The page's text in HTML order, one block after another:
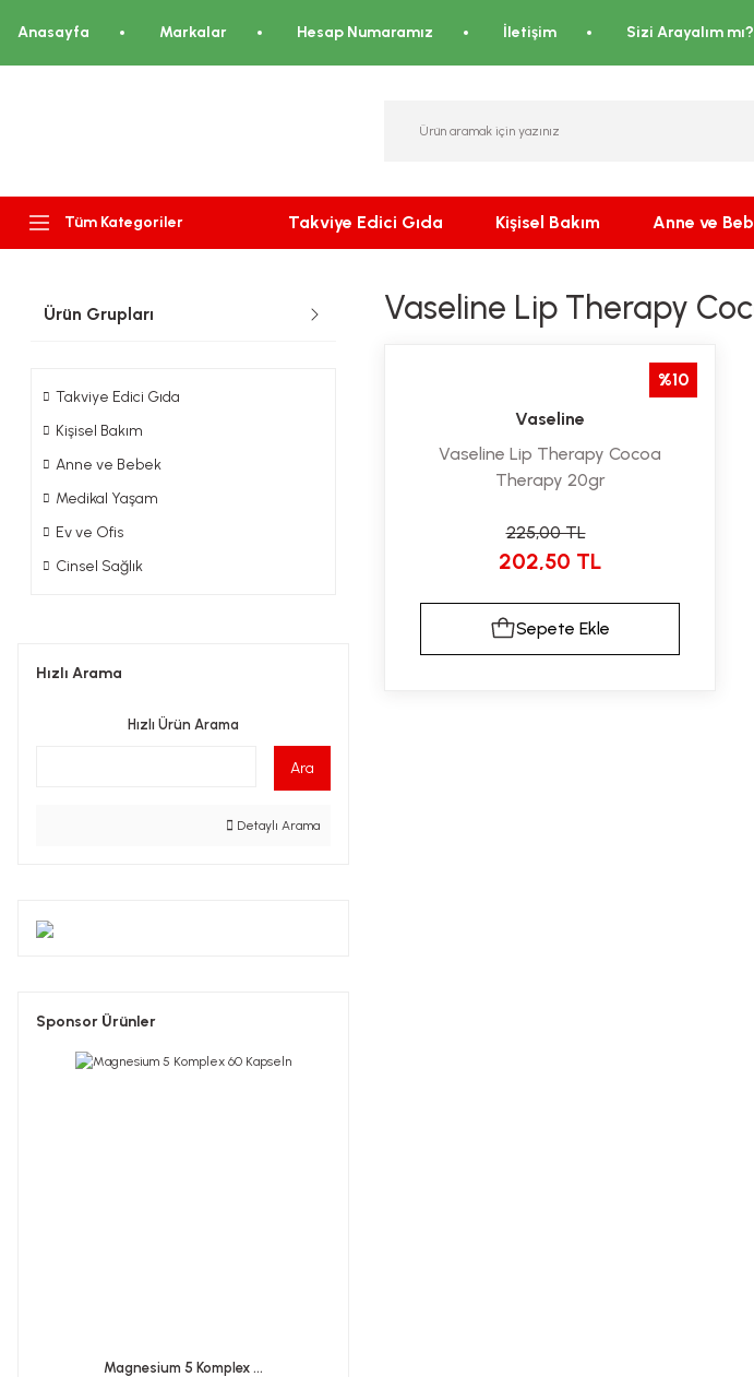
Anasayfa Markalar Hesap Numaramız İletişim Sizi Arayalım mı?
Tüm Kategoriler Takviye Edici Gıda Kişisel Bakım Anne ve
Ürün Grupları
Takviye Edici Gıda
Kişisel Bakım
Anne ve Bebek
Medikal Yaşam
Ev ve Ofis
Cinsel Sağlık
Hızlı Arama
Hızlı Ürün Arama
Ara
Detaylı Arama
Sponsor Ürünler
Magnesium 5 Komplex ...
Vaseline Lip Therapy
%10
Vaseline
Vaseline Lip Therapy Cocoa
Therapy 20gr
225,00 TL
202,50 TL
Sepete Ekle